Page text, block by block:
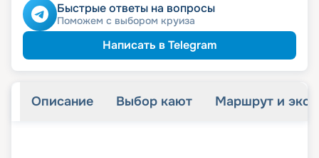
Быстрые ответы на вопросы
Поможем с выбором круиза
Написать в Telegram
Описание Выбор кают Маршрут и